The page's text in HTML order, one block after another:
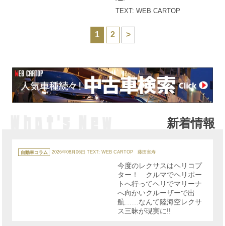
TEXT: WEB CARTOP
1 2 >
新着情報
テ
ゴ
自動車コラム 2026年08月06日 TEXT: WEB CARTOP 藤田実寿
今度のレクサスはヘリコプ
ター！ クルマでヘリポー
トへ行ってヘリでマリーナ
へ向かいクルーザーで出
航……なんて陸海空レクサ
ス三昧が現実に!!